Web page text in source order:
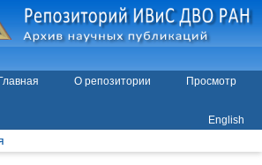
Главная О репозитории
Просмотр
English